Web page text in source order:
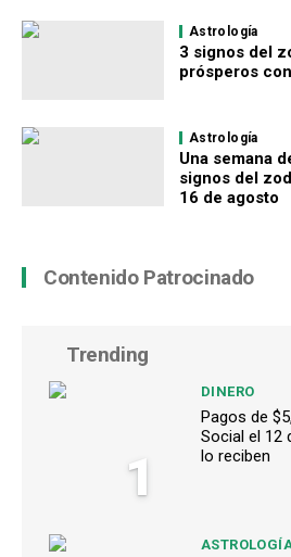
Astrología
3 signos del
prósperos
Astrología
Una semana
signos del
16 de agosto
Contenido Patrocinado
Trending
1
DINERO
Pagos de
Social el 12
lo reciben